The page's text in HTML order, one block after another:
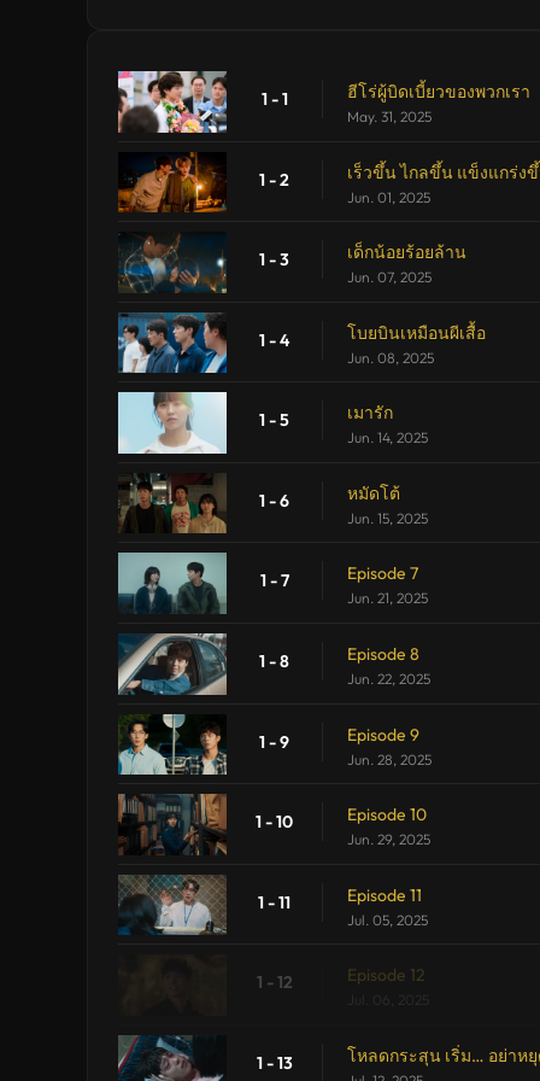
1 - 1 ฮีโร่ผู้บิดเบี้ยวของพวกเรา
May. 31, 2025
1 - 2 เร็วขึ้น ไกลขึ้น แข็งแกร่ง
Jun. 01, 2025
1 - 3 เด็กน้อยร้อยล้าน
Jun. 07, 2025
1 - 4 โบยบินเหมือนผีเสื้อ
Jun. 08, 2025
1 - 5 เมารัก
Jun. 14, 2025
1 - 6 หมัดโต้
Jun. 15, 2025
1 - 7 Episode 7
Jun. 21, 2025
1 - 8 Episode 8
Jun. 22, 2025
1 - 9 Episode 9
Jun. 28, 2025
1 - 10 Episode 10
Jun. 29, 2025
1 - 11 Episode 11
Jul. 05, 2025
1 - 12 Episode 12
1 - 13 โหลดกระสุน เริ่ม… อย่าห